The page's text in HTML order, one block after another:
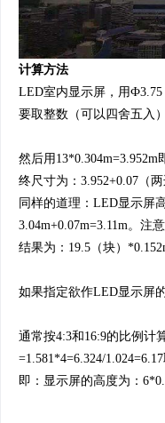
计算方法
LED室内显示屏，用Ф3.75
要取整数（可以四舍五入）
然后用
终尺寸为：3.952+0.07（
同样的道理：LED显示屏
3.04m+0.07m=3.11m。
结果为：19.5（块）
如果指定欲作LED显示屏
通常按4:3和16:9的比例计
=1.581*4=6.324/
即：显示屏的高度为：